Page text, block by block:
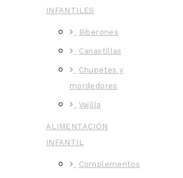
INFANTILES
Biberones
Canastillas
Chupetes y
mordedores
Vajilla
ALIMENTACIÓN
INFANTIL
Complementos